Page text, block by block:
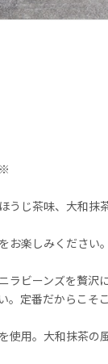
うじ茶味、大和
お楽しみください。
ラビーンズを贅
定番だからこそ
使用。大和抹茶